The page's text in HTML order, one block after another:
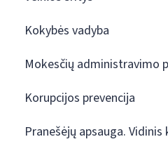
Kokybės vadyba
Mokesčių administravimo
Korupcijos prevencija
Pranešėjų apsauga. Vidinis